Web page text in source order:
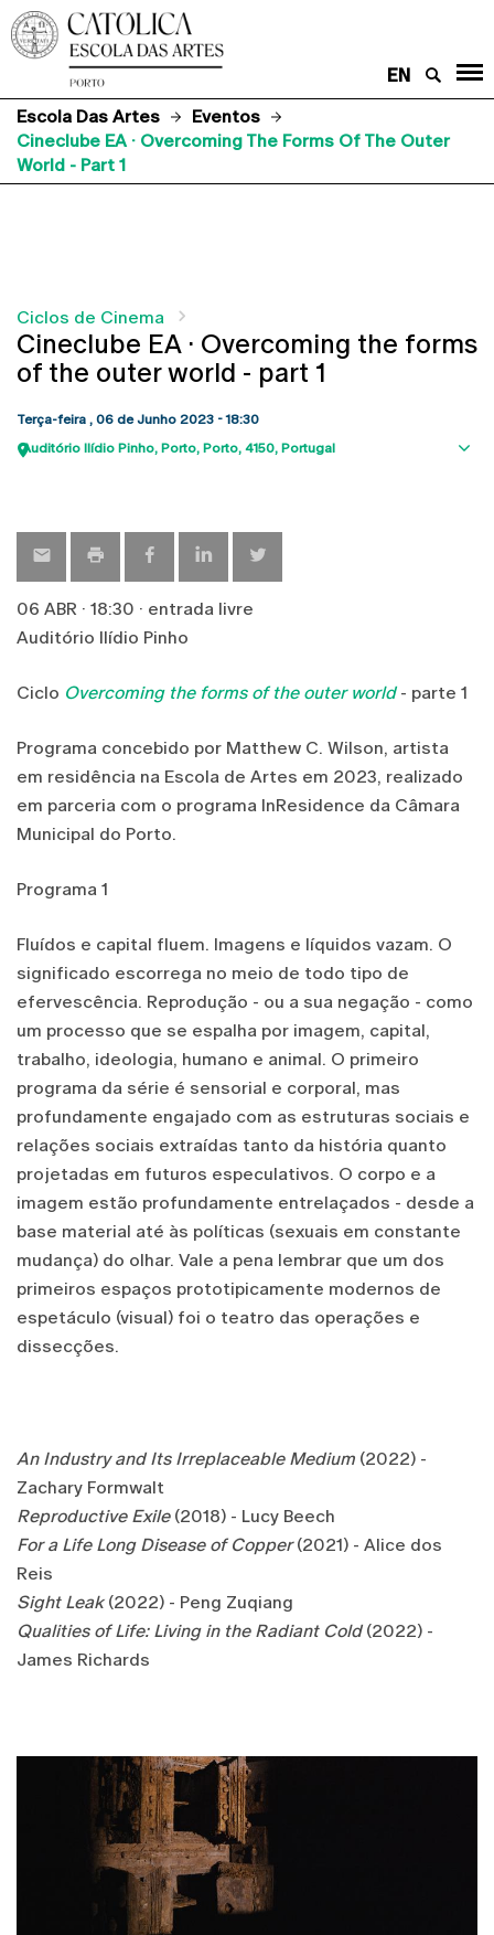
EN
Escola Das Artes
Eventos
Cineclube EA · Overcoming The Forms Of The Outer
World - Part 1
Ciclos de Cinema
Cineclube EA · Overcoming the forms
of the outer world - part 1
Terça-feira , 06 de Junho 2023 - 18:30
Auditório Ilídio Pinho Porto Porto 4150 Portugal
06 ABR · 18:30 · entrada livre
Auditório Ilídio Pinho
Ciclo Overcoming the forms of the outer world - parte 1
Programa concebido por Matthew C. Wilson, artista
em residência na Escola de Artes em 2023, realizado
em parceria com o programa InResidence da Câmara
Municipal do Porto.
Programa 1
Fluídos e capital fluem. Imagens e líquidos vazam. O
significado escorrega no meio de todo tipo de
efervescência. Reprodução - ou a sua negação - como
um processo que se espalha por imagem, capital,
trabalho, ideologia, humano e animal. O primeiro
programa da série é sensorial e corporal, mas
profundamente engajado com as estruturas sociais e
relações sociais extraídas tanto da história quanto
projetadas em futuros especulativos. O corpo e a
imagem estão profundamente entrelaçados - desde a
base material até às políticas (sexuais em constante
mudança) do olhar. Vale a pena lembrar que um dos
primeiros espaços prototipicamente modernos de
espetáculo (visual) foi o teatro das operações e
dissecções.
An Industry and Its Irreplaceable Medium (2022) -
Zachary Formwalt
Reproductive Exile(2018) - Lucy Beech
For a Life Long Disease of Copper(2021) - Alice dos
Reis
Sight Leak (2022) - Peng Zuqiang
Qualities of Life: Living in the Radiant Cold (2022) -
James Richards